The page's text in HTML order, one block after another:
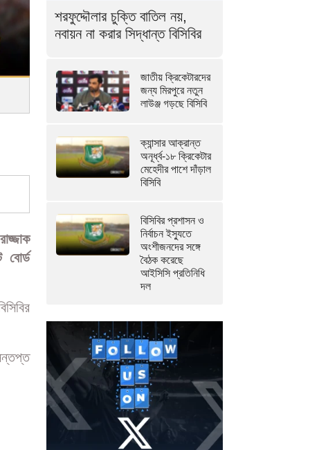
বোর্ড
শরফুদ্দৌলার চুক্তি বাতিল নয়,
নবায়ন না করার সিদ্ধান্ত বিসিবির
জাতীয় ক্রিকেটারদের
জন্য মিরপুরে নতুন
লাউঞ্জ গড়ছে বিসিবি
ক্যান্সার আক্রান্ত
অনূর্ধ্ব-১৮ ক্রিকেটার
মেহেদীর পাশে দাঁড়াল
বিসিবি
বিসিবির প্রশাসন ও
নির্বাচন ইস্যুতে
অংশীজনদের সঙ্গে
বৈঠক করেছে
আইসিসি প্রতিনিধি
দল